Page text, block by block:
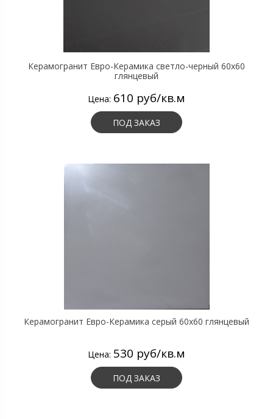
Керамогранит Евро-Керамика светло-черный 60х60
глянцевый
Цена: 610 руб/кв.м
ПОД ЗАКАЗ
Керамогранит Евро-Керамика серый 60х60 глянцевый
Цена: 530 руб/кв.м
ПОД ЗАКАЗ